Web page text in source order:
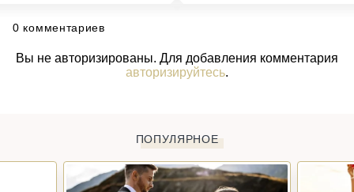
0 комментариев
Вы не авторизированы. Для добавления комментария
авторизируйтесь.
ПОПУЛЯРНОЕ